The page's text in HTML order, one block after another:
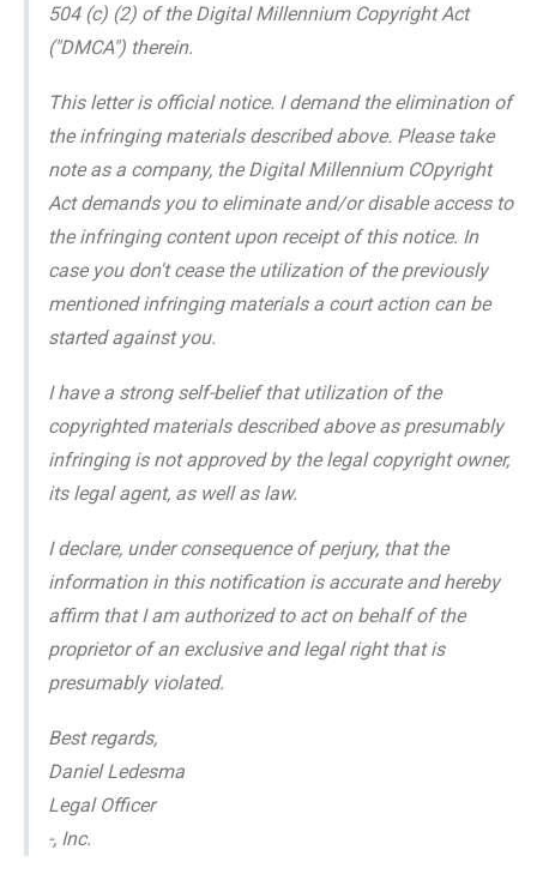
504 (c) (2) of the Digital Millennium Copyright Act
("DMCA") therein.
This letter is official notice. I demand the elimination of
the infringing materials described above. Please take
note as a company, the Digital Millennium COpyright
Act demands you to eliminate and/or disable access to
the infringing content upon receipt of this notice. In
case you don't cease the utilization of the previously
mentioned infringing materials a court action can be
started against you.
I have a strong self-belief that utilization of the
copyrighted materials described above as presumably
infringing is not approved by the legal copyright owner,
its legal agent, as well as law.
I declare, under consequence of perjury, that the
information in this notification is accurate and hereby
affirm that I am authorized to act on behalf of the
proprietor of an exclusive and legal right that is
presumably violated.
Best regards,
Daniel Ledesma
Legal Officer
-, Inc.